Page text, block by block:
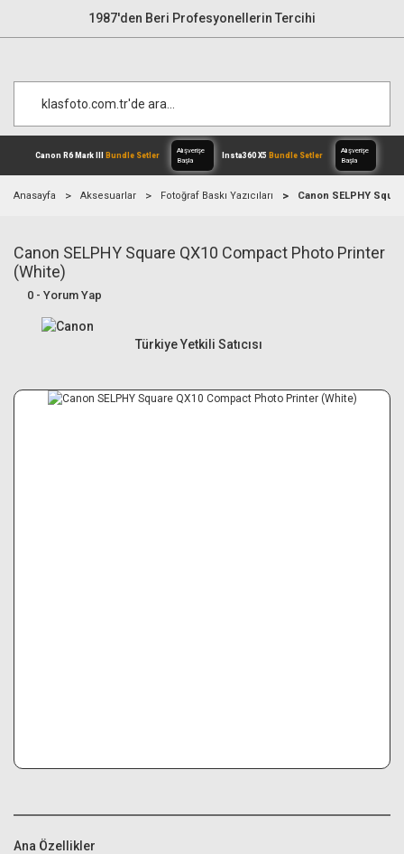
1987'den Beri Profesyonellerin Tercihi
Canon R6 Mark III Bundle Setler
Alışverişe
Anasayfa Aksesuarlar Fotoğraf Baskı Yazıcıları Canon SELPHY
Canon SELPHY Square QX10 Compact Photo Printer
(White)
0 - Yorum Yap
Türkiye Yetkili Satıcısı
Ana Özellikler